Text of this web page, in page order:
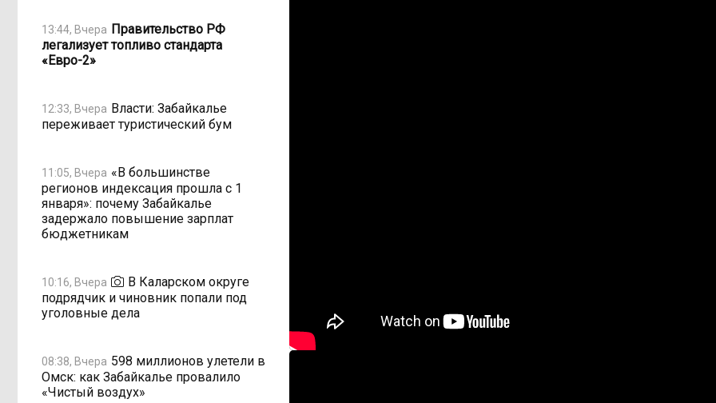
13:44, Вчера Правительство РФ
легализует топливо стандарта
«Евро-2»
12:33, Вчера Власти: Забайкалье
переживает туристический бум
11:05, Вчера «В большинстве
регионов индексация прошла с 1
января»: почему Забайкалье
задержало повышение зарплат
бюджетникам
10:16, Вчера
В Каларском округе
подрядчик и чиновник попали под
уголовные дела
08:38, Вчера 598 миллионов улетели в
Омск: как Забайкалье провалило
«Чистый воздух»